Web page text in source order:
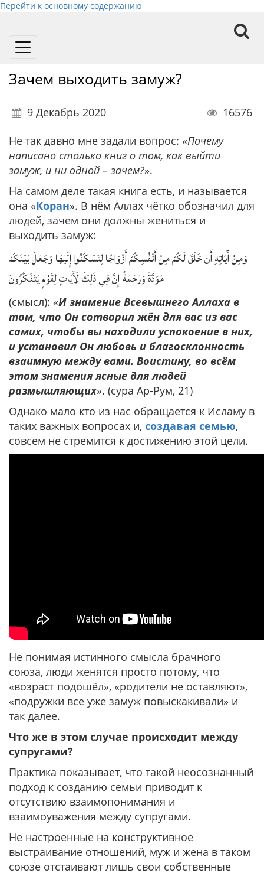
Перейти к основному содержанию
Toggle
Зачем выходить замуж?
9 Декабрь 2020
16576
Не так давно мне задали вопрос: «Почему
написано столько книг о том, как выйти
замуж, и ни одной – зачем?».
На самом деле такая книга есть, и называется
она «Коран». В нём Аллах чётко обозначил для
людей, зачем они должны жениться и
выходить замуж:
وَمِنْ آَيَاتِهِ أَنْ خَلَقَ لَكُمْ مِنْ أَنْفُسِكُمْ أَزْوَاجًا لِتَسْكُنُوا إِلَيْهَا وَجَعَلَ بَيْنَكُمْ
مَوَدَّةً وَرَحْمَةً إِنَّ فِي ذَلِكَ لَآَيَاتٍ لِقَوْمٍ يَتَفَكَّرُونَ
(смысл): «И знамение Всевышнего Аллаха в
том, что Он сотворил жён для вас из вас
самих, чтобы вы находили успокоение в них,
и установил Он любовь и благосклонность
взаимную между вами. Воистину, во всём
этом знамения ясные для людей
размышляющих». (сура Ар-Рум, 21)
Однако мало кто из нас обращается к Исламу в
таких важных вопросах и, создавая семью,
совсем не стремится к достижению этой цели.
Не понимая истинного смысла брачного
союза, люди женятся просто потому, что
«возраст подошёл», «родители не оставляют»,
«подружки все уже замуж повыскакивали» и
так далее.
Что же в этом случае происходит между
супругами?
Практика показывает, что такой неосознанный
подход к созданию семьи приводит к
отсутствию взаимопонимания и
взаимоуважения между супругами.
Не настроенные на конструктивное
выстраивание отношений, муж и жена в таком
союзе отстаивают лишь свои собственные